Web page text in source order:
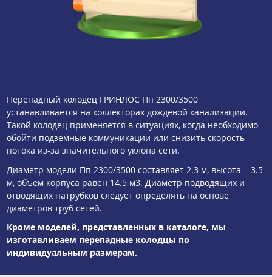
Перепадный колодец ГРИНЛОС Пп 2300/3500
устанавливается на коллекторах дождевой канализации.
Такой колодец применяется в ситуациях, когда необходимо
обойти подземные коммуникации или снизить скорость
потока из-за значительного уклона сети.
Диаметр модели Пп 2300/3500 составляет 2.3 м, высота – 3.5
м, объем корпуса равен 14.5 м3. Диаметр подводящих и
отводящих патрубков следует определять на основе
диаметров труб сетей.
Кроме моделей, представленных в каталоге, мы
изготавливаем перепадные колодцы по
индивидуальным размерам.